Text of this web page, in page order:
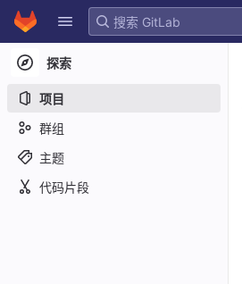
Skip to content
GitLab
探索
项目
群组
主题
代码片段